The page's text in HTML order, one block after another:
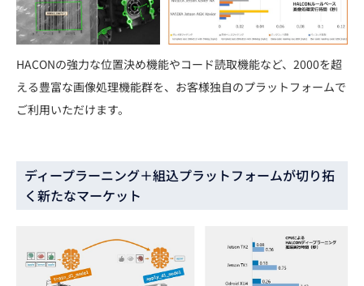
HACONの強力な位置決め機能やコード読取機能など、2000を超
える豊富な画像処理機能群を、お客様独自のプラットフォームで
ご利用いただけます。
ディープラーニング＋組込プラットフォームが切り拓
く新たなマーケット